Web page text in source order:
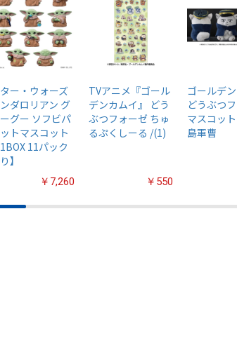
ー・ウォーズ
ダロリアン グ
グー ソフビパ
トマスコット
1BOX 11パック
】
￥7,260
TVアニメ『ゴール
デンカムイ』 どう
ぶつフォーゼ ちゅ
るぷくしーる /(1)
￥550
ゴールデ
どうぶつ
マスコッ
島軍曹